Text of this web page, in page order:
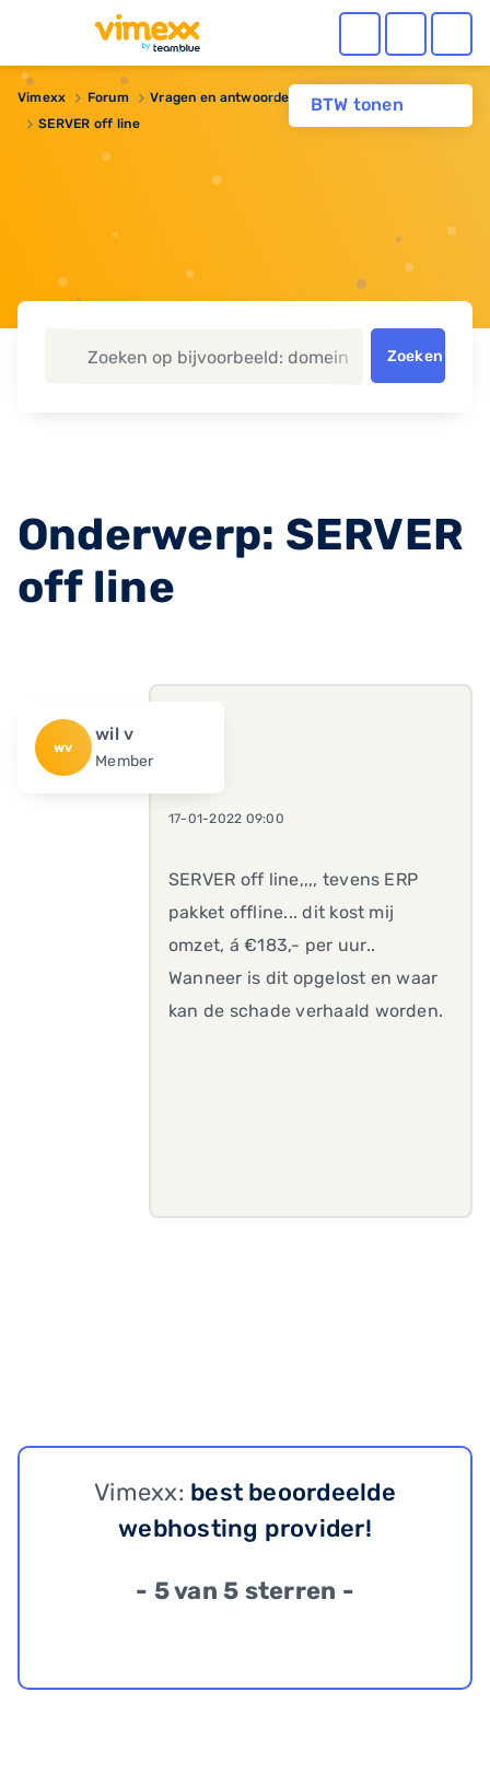
BTW tonen
Vimexx Forum Vragen en antwoorden
Webhosting
SERVER off line
Zoeken
Onderwerp: SERVER
off line
wv
wil v
Member
17-01-2022 09:00
SERVER off line,,,, tevens ERP
pakket offline... dit kost mij
omzet, á €183,- per uur..
Wanneer is dit opgelost en waar
kan de schade verhaald worden.
Vimexx: best beoordeelde
webhosting provider!
- 5 van 5 sterren -